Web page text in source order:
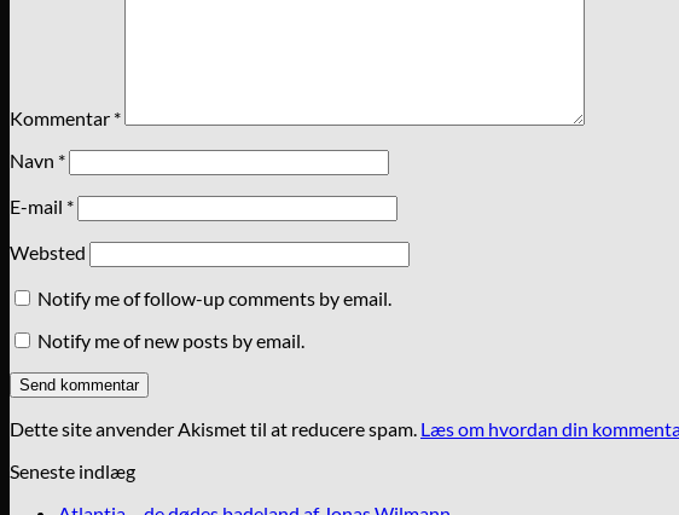
Kommentar *
Navn *
E-mail *
Websted
Notify me of follow-up comments by email.
Notify me of new posts by email.
Dette site anvender Akismet til at reducere spam. Læs om hvordan din
Seneste indlæg